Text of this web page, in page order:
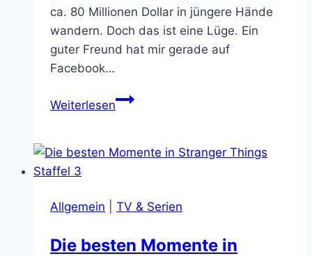
ca. 80 Millionen Dollar in jüngere Hände
wandern. Doch das ist eine Lüge. Ein
guter Freund hat mir gerade auf
Facebook…
WeiterlesenIch
kaufe
Schloss
Dracula
Allgemein TV & Serien
Die besten Momente in